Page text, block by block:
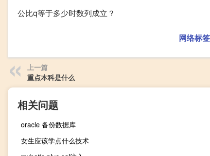
公比q等于多少时数列成立？
网络标签
上一篇
重点本科是什么
相关问题
oracle 备份数据库
女生应该学点什么技术